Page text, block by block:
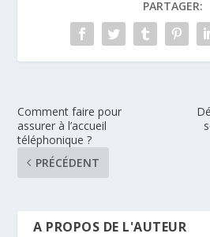
PARTAGER:
Comment faire pour
assurer à l’accueil
téléphonique ?
PRÉCÉDENT
A PROPOS DE L'AUTEUR